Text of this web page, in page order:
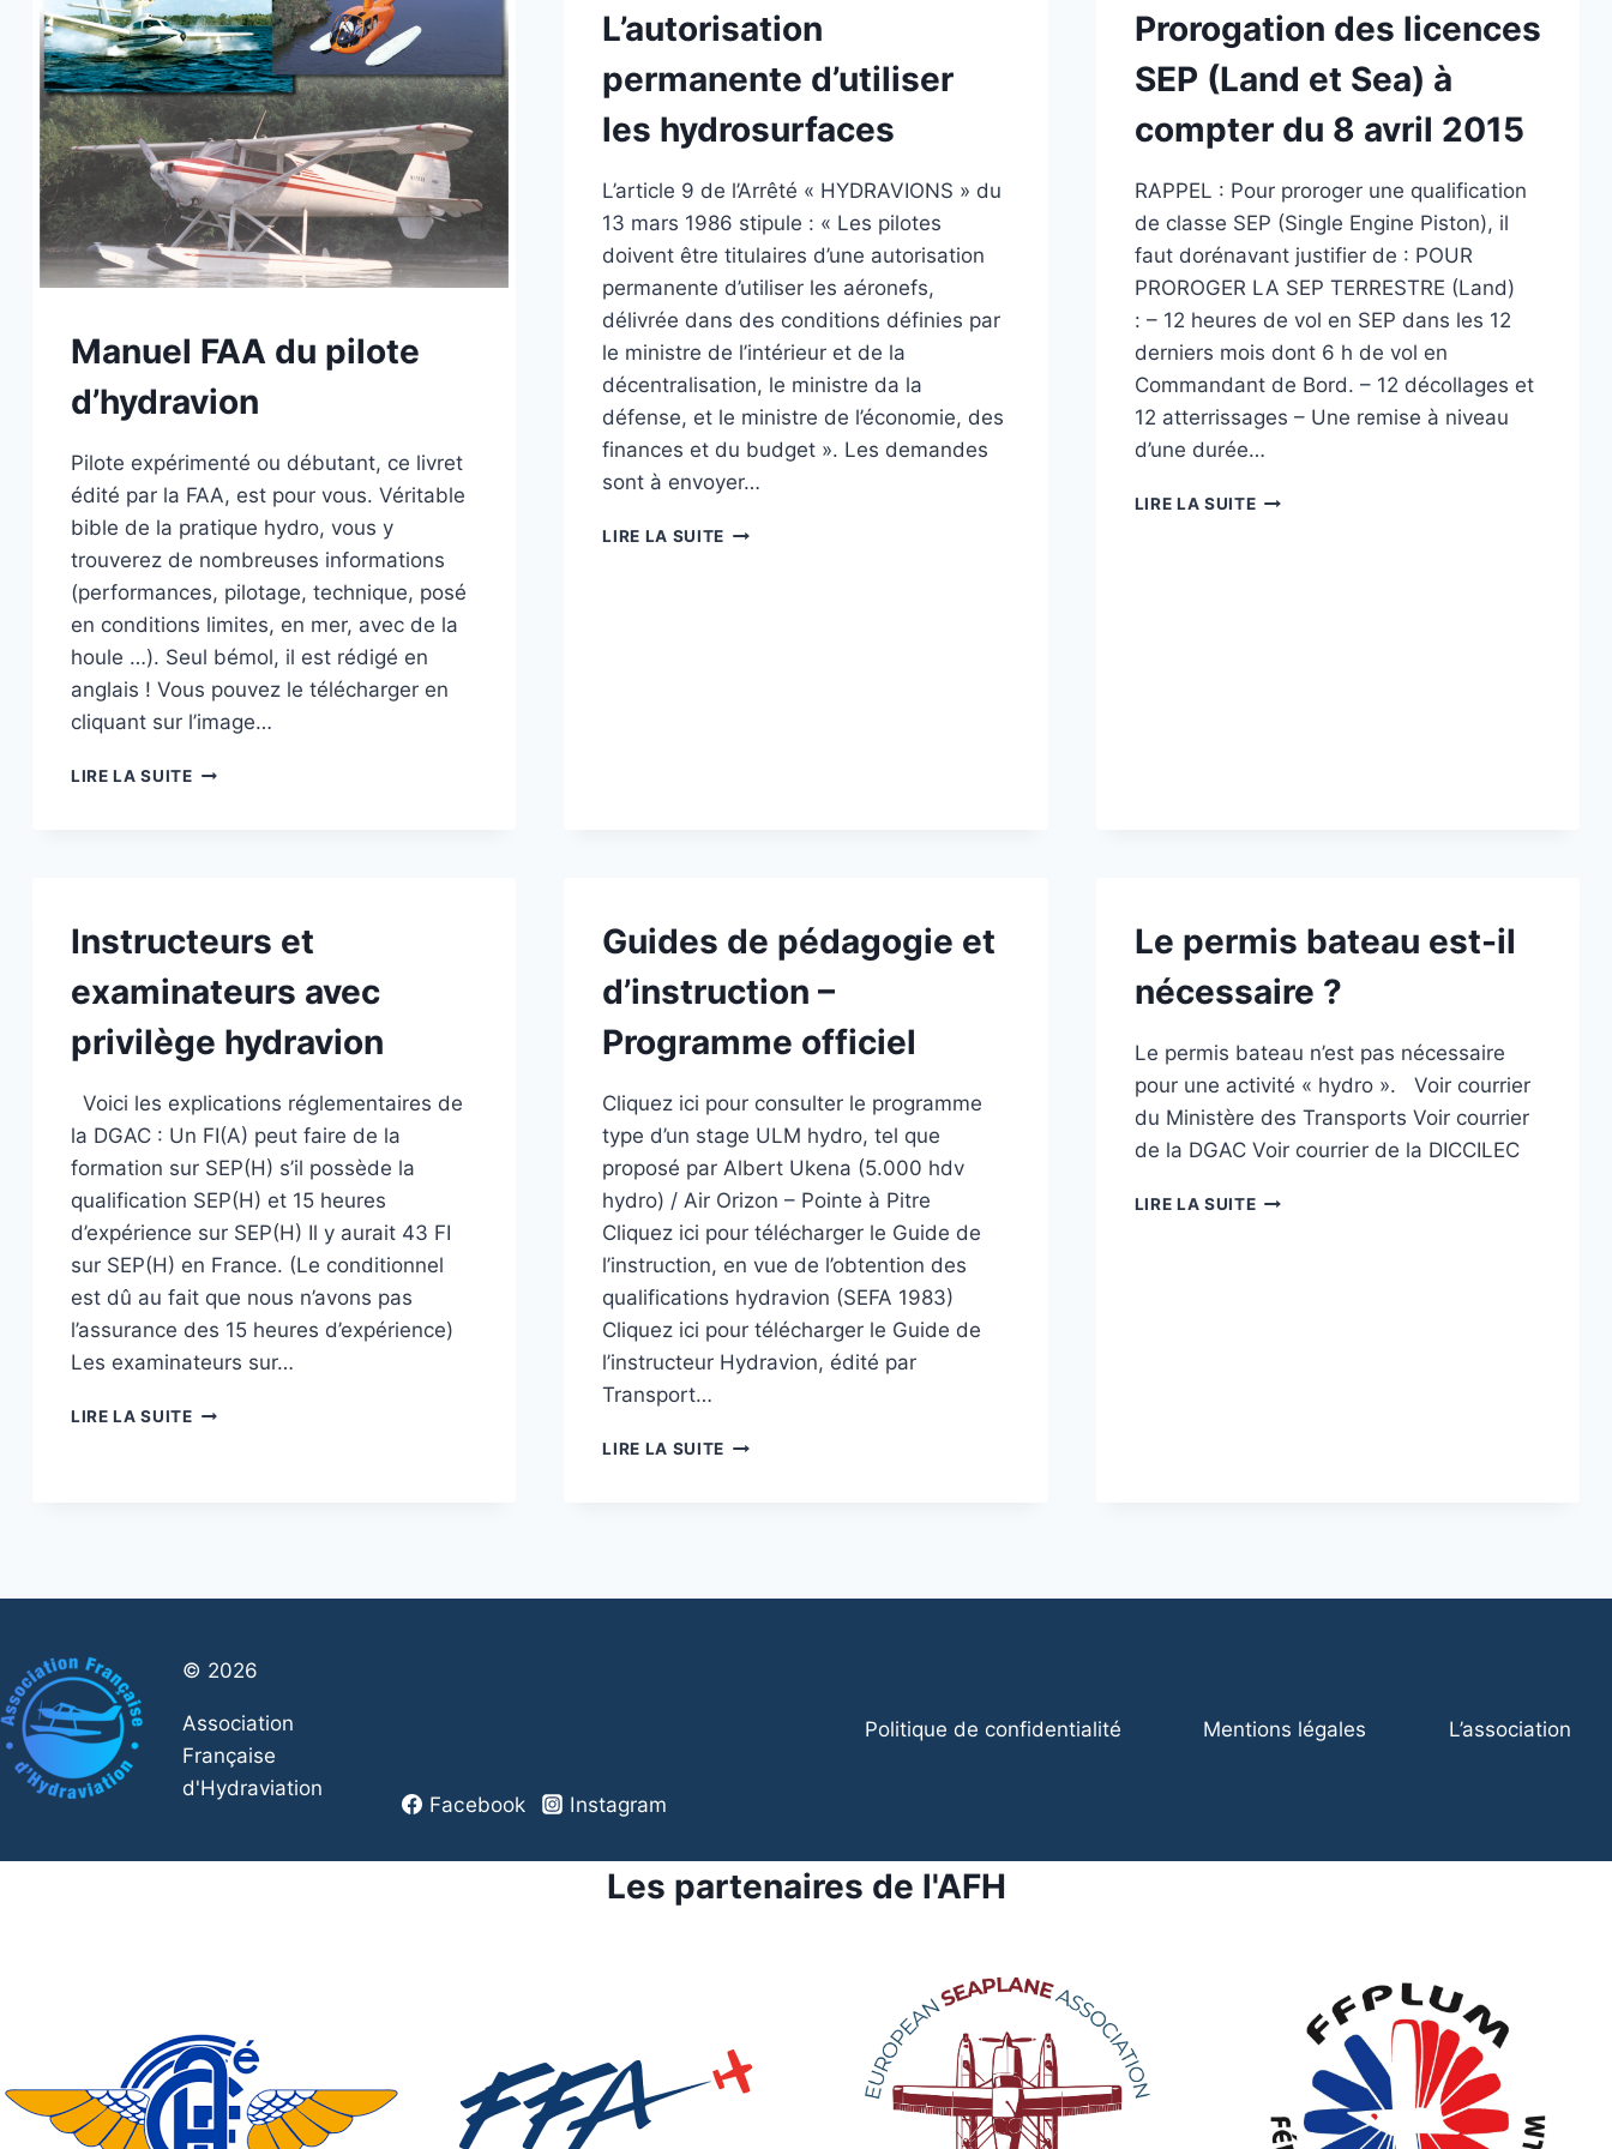
Manuel FAA du pilote
d’hydravion
Pilote expérimenté ou débutant, ce livret
édité par la FAA, est pour vous. Véritable
bible de la pratique hydro, vous y
trouverez de nombreuses informations
(performances, pilotage, technique, posé
en conditions limites, en mer, avec de la
houle …). Seul bémol, il est rédigé en
anglais ! Vous pouvez le télécharger en
cliquant sur l’image…
LIRE LA SUITEMANUEL
L’autorisation
permanente d’utiliser
les hydrosurfaces
L’article 9 de l’Arrêté « HYDRAVIONS » du
13 mars 1986 stipule : « Les pilotes
doivent être titulaires d’une autorisation
permanente d’utiliser les aéronefs,
délivrée dans des conditions définies par
le ministre de l’intérieur et de la
décentralisation, le ministre da la
défense, et le ministre de l’économie, des
finances et du budget ». Les demandes
sont à envoyer…
LIRE LA SUITE L’AUTORISATION
Prorogation des licences
SEP (Land et Sea) à
compter du 8 avril 2015
RAPPEL : Pour proroger une qualification
de classe SEP (Single Engine Piston), il
faut dorénavant justifier de : POUR
PROROGER LA SEP TERRESTRE (Land)
: – 12 heures de vol en SEP dans les 12
derniers mois dont 6 h de vol en
Commandant de Bord. – 12 décollages et
12 atterrissages – Une remise à niveau
d’une durée…
LIRE LA SUITEPROROGATION
Instructeurs et
examinateurs avec
privilège hydravion
Voici les explications réglementaires de
la DGAC : Un FI(A) peut faire de la
formation sur SEP(H) s’il possède la
qualification SEP(H) et 15 heures
d’expérience sur SEP(H) Il y aurait 43 FI
sur SEP(H) en France. (Le conditionnel
est dû au fait que nous n’avons pas
l’assurance des 15 heures d’expérience)
Les examinateurs sur…
LIRE LA SUITEINSTRUCTEURS
Guides de pédagogie et
d’instruction –
Programme officiel
Cliquez ici pour consulter le programme
type d’un stage ULM hydro, tel que
proposé par Albert Ukena (5.000 hdv
hydro) / Air Orizon – Pointe à Pitre
Cliquez ici pour télécharger le Guide de
l’instruction, en vue de l’obtention des
qualifications hydravion (SEFA 1983)
Cliquez ici pour télécharger le Guide de
l’instructeur Hydravion, édité par
Transport…
LIRE LA SUITE GUIDES
Le permis bateau est-il
nécessaire ?
Le permis bateau n’est pas nécessaire
pour une activité « hydro ». Voir courrier
du Ministère des Transports Voir courrier
de la DGAC Voir courrier de la DICCILEC
LIRE LA SUITELE
© 2026
Association
Française
d'Hydraviation
Facebook Instagram
Politique de confidentialité Mentions légales L’association
Les partenaires de l'AFH